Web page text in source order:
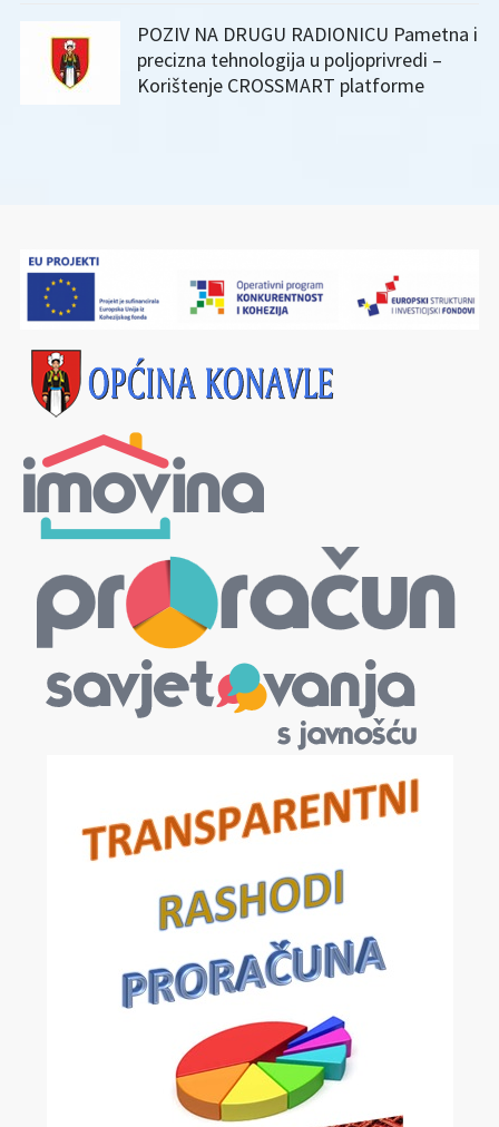
POZIV NA DRUGU RADIONICU Pametna i
precizna tehnologija u poljoprivredi –
Korištenje CROSSMART platforme